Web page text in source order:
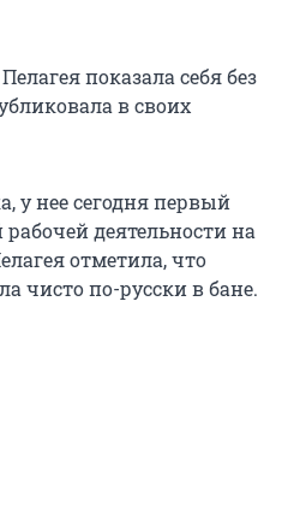
показала себя без
в своих
у нее сегодня первый
деятельности на
отметила, что
чисто по-русски в бане.